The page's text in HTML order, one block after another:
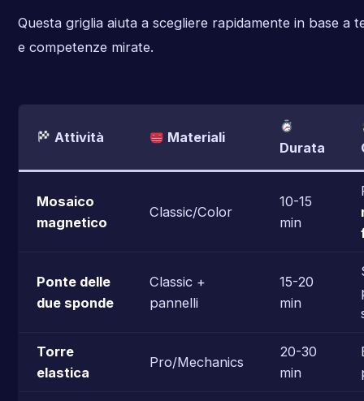
Questa griglia aiuta a scegliere rapidamente in base a
e competenze mirate.
Attività Materiali
Durata
Mosaico
magnetico
Classic/Color
10-15
min
Ponte delle
due sponde
Classic +
pannelli
15-20
min
Torre
elastica
Pro/Mechanics
20-30
min